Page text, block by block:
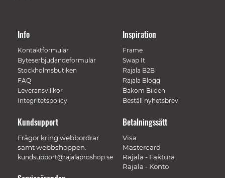
Info
Kontaktformulär
Byteserbjudandeformulär
Stockholmsbutiken
FAQ
Leveransvillkor
Integritetspolicy
Inspiration
Frame
Swap It
Rajala B2B
Rajala Blogg
Bakom Bilden
Beställ nyhetsbrev
Betalningssätt
Visa
Mastercard
Rajala - Faktura
Rajala - Konto
Kundsupport
Frågor kring webbordrar
samt webbshoppen.
kundsupport@rajalaproshop.se